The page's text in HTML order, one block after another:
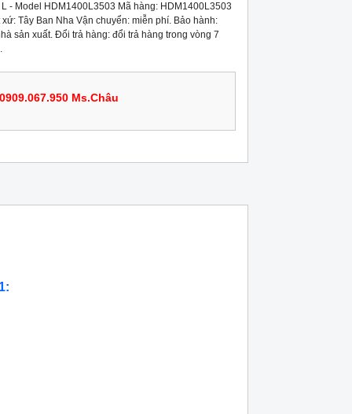
L - Model HDM1400L3503 Mã hàng: HDM1400L3503
Tây Ban Nha Vận chuyển: miễn phí. Bảo hành:
sản xuất. Đổi trả hàng: đổi trả hàng trong vòng 7
0909.067.950 Ms.Châu